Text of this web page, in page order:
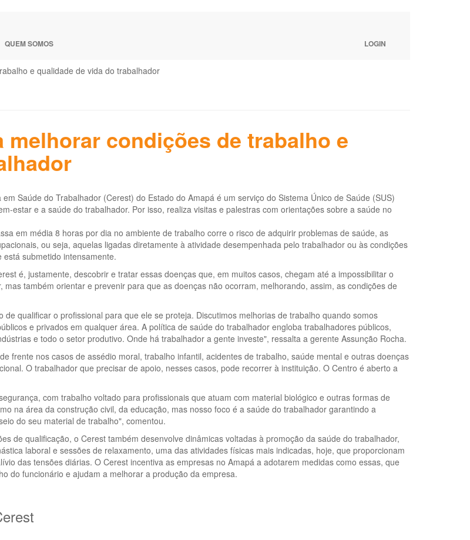
QUEM SOMOS LOGIN
e qualidade de vida do trabalhador
condições de trabalho e
Saúde do Trabalhador (Cerest) do Estado do Amapá é um serviço do Sistema Único de Saúde (SUS)
estar e a saúde do trabalhador. Por isso, realiza visitas e palestras com orientações sobre a saúde no
em média 8 horas por dia no ambiente de trabalho corre o risco de adquirir problemas de saúde, as
ou seja, aquelas ligadas diretamente à atividade desempenhada pelo trabalhador ou às condições
submetido intensamente.
é, justamente, descobrir e tratar essas doenças que, em muitos casos, chegam até a impossibilitar o
mas também orientar e prevenir para que as doenças não ocorram, melhorando, assim, as condições de
de qualificar o profissional para que ele se proteja. Discutimos melhorias de trabalho quando somos
e privados em qualquer área. A política de saúde do trabalhador engloba trabalhadores públicos,
e todo o setor produtivo. Onde há trabalhador a gente investe", ressalta a gerente Assunção Rocha.
frente nos casos de assédio moral, trabalho infantil, acidentes de trabalho, saúde mental e outras doenças
O trabalhador que precisar de apoio, nesses casos, pode recorrer à instituição. O Centro é aberto a
com trabalho voltado para profissionais que atuam com material biológico e outras formas de
na área da construção civil, da educação, mas nosso foco é a saúde do trabalhador garantindo a
do seu material de trabalho", comentou.
de qualificação, o Cerest também desenvolve dinâmicas voltadas à promoção da saúde do trabalhador,
laboral e sessões de relaxamento, uma das atividades físicas mais indicadas, hoje, que proporcionam
das tensões diárias. O Cerest incentiva as empresas no Amapá a adotarem medidas como essas, que
do funcionário e ajudam a melhorar a produção da empresa.